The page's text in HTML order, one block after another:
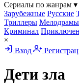
Сериалы по жанрам ▾
Зарубежные Русские
Триллеры Мелодрамы
Криминал
×
Вход
Дети зла